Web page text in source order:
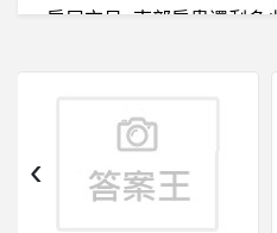
希洽- 鬼滅之刃中配音
‹